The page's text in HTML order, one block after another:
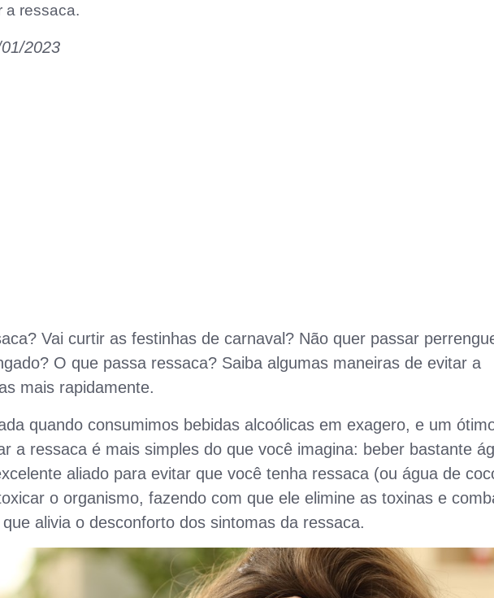
a ressaca.
2023
Vai curtir as festinhas de carnaval? Não quer passar
O que passa ressaca? Saiba algumas maneiras de evitar a
mais rapidamente.
quando consumimos bebidas alcoólicas em exagero, e um
a ressaca é mais simples do que você imagina: beber bastante
aliado para evitar que você tenha ressaca (ou água de
o organismo, fazendo com que ele elimine as toxinas e
alivia o desconforto dos sintomas da ressaca.